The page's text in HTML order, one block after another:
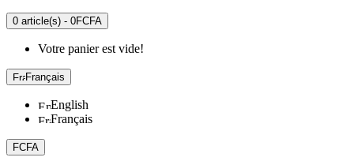
0 article(s) - 0FCFA
Votre panier est vide!
Français
English
Français
FCFA